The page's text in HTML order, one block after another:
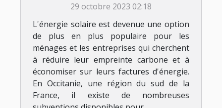
Occitanie29 octobre 2023 02:18
L'énergie solaire est devenue une option
de plus en plus populaire pour les
ménages et les entreprises qui cherchent
à réduire leur empreinte carbone et à
économiser sur leurs factures d'énergie.
En Occitanie, une région du sud de la
France, il existe de nombreuses